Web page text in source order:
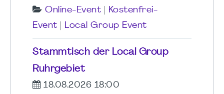
Online-Event
Kostenfrei-
Event
Local Group Event
Stammtisch der Local Group
Ruhrgebiet
18.08.2026 18:00